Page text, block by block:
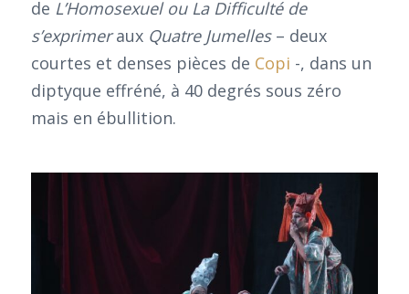
de L’Homosexuel ou La Difficulté de
s’exprimeraux Quatre Jumelles– deux
courtes et denses pièces de Copi -, dans un
diptyque effréné, à 40 degrés sous zéro
mais en ébullition.